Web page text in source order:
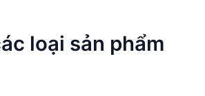
loại sản phẩm